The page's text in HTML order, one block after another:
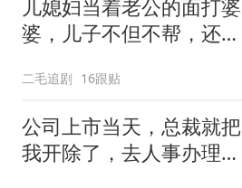
儿媳妇当着老公的面打婆
婆，儿子不但不帮，还助
二毛追剧 16跟贴
公司上市当天，总裁就把
我开除了，去人事办理离